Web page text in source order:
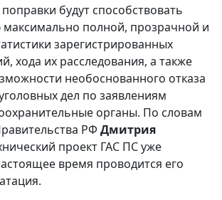
будут способствовать
полной, прозрачной и
зарегистрированных
хода их расследования, а также
необоснованного отказа
дел по заявлениям
органы. По словам
РФ Дмитрия
проект ГАС ПС уже
время проводится его